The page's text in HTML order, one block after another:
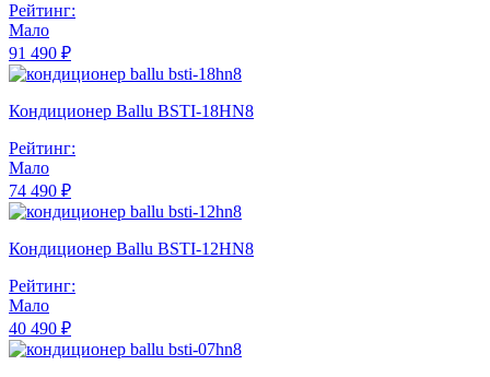
Рейтинг:
Мало
91 490 ₽
Кондиционер Ballu BSTI-18HN8
Рейтинг:
Мало
74 490 ₽
Кондиционер Ballu BSTI-12HN8
Рейтинг:
Мало
40 490 ₽